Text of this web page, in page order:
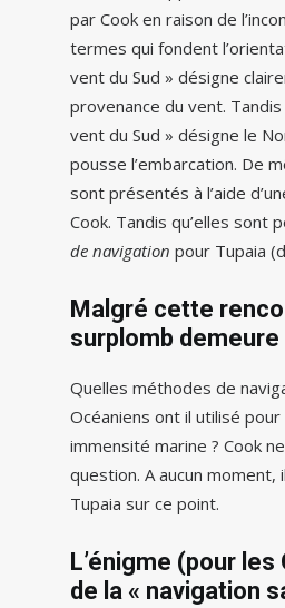
par Cook en raison de
termes qui fondent
vent du Sud » désigne
provenance du vent.
vent du Sud » désigne le
pousse l’embarcation. De
sont présentés à l’aide
Cook. Tandis qu’elles sont
de navigation pour Tupaia
Malgré cette
surplomb demeure
Quelles méthodes de
Océaniens ont il utilisé
immensité marine ? Cook
question. A aucun moment,
Tupaia sur ce point.
L’énigme (pour
de la « navigation